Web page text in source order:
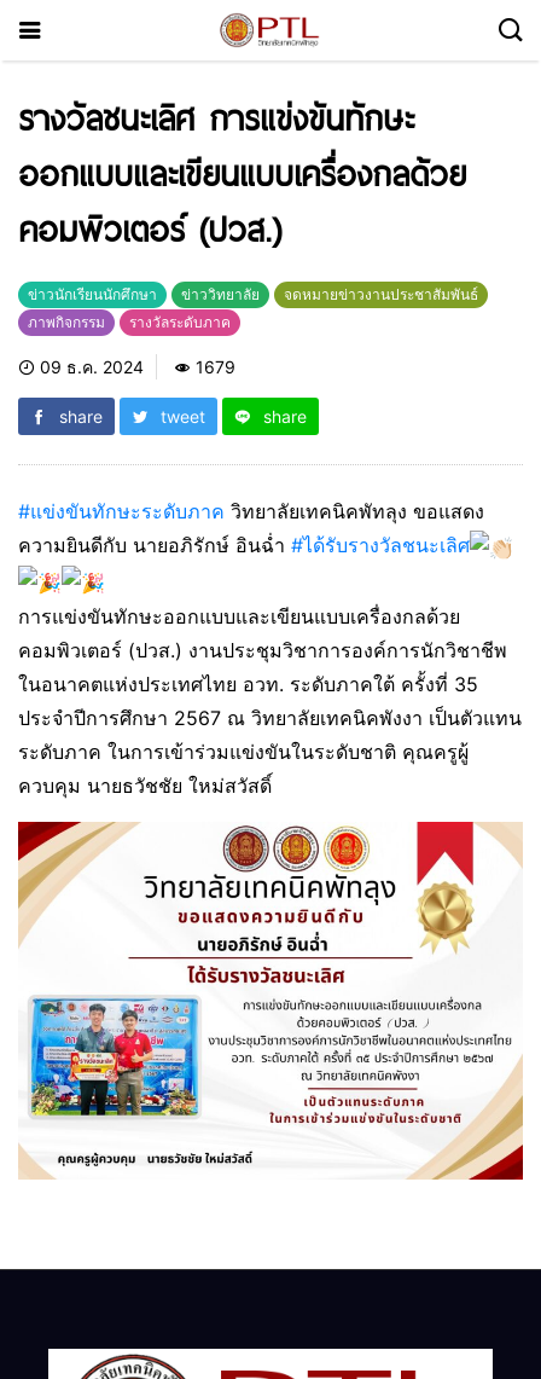
รางวัลชนะเลิศ การแข่งขันทักษะ
ออกแบบและเขียนแบบเครื่องกลด้วย
คอมพิวเตอร์ (ปวส.)
ข่าวนักเรียนนักศึกษา ข่าววิทยาลัย
จดหมายข่าวงานประชาสัมพันธ์
ภาพกิจกรรม
รางวัลระดับภาค
09 ธ.ค. 2024 1679
share tweet share
#แข่งขันทักษะระดับภาค วิทยาลัยเทคนิคพัทลุง ขอแสดง
ความยินดีกับ นายอภิรักษ์ อินฉ่ำ #ได้รับรางวัลชนะเลิศ
การแข่งขันทักษะออกแบบและเขียนแบบเครื่องกลด้วย
คอมพิวเตอร์ (ปวส.) งานประชุมวิชาการองค์การนักวิชาชีพ
ในอนาคตแห่งประเทศไทย อวท. ระดับภาคใต้ ครั้งที่ 35
ประจำปีการศึกษา 2567 ณ วิทยาลัยเทคนิคพังงา เป็นตัวแทน
ระดับภาค ในการเข้าร่วมแข่งขันในระดับชาติ คุณครูผู้
ควบคุม นายธวัชชัย ใหม่สวัสดิ์